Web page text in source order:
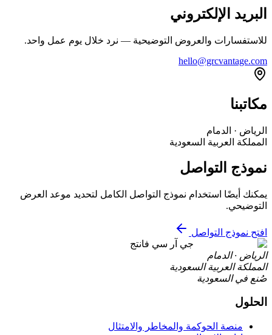
البريد الإلكتروني
للاستفسارات والعروض التوضيحية — نرد خلال يوم عمل واحد.
hello@grcvantage.com
مكاتبنا
الرياض · الدمام
المملكة العربية السعودية
نموذج التواصل
يمكنك أيضًا استخدام نموذج التواصل الكامل لتحديد موعد العرض
التوضيحي.
افتح نموذج التواصل
جي آر سي فانتج
الرياض · الدمام
المملكة العربية السعودية
صُنع في السعودية
الحلول
منصة الحوكمة والمخاطر والامتثال